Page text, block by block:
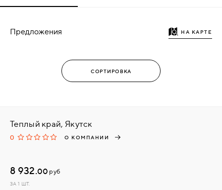
Предложения НА КАРТЕ
Теплый край, Якутск
0 О КОМПАНИИ
8 932.00 руб
ЗА 1 ШТ.